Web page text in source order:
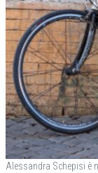
Alessandra Schepisi è